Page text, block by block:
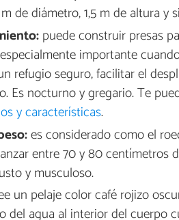
de diámetro, 1,5 m de altura y
puede construir presas
importante
refugio seguro, facilitar el
Es nocturno y gregario. Te
y características.
es considerado como el
entre 70 y 80 centímetros
y musculoso.
un pelaje color café rojizo
del agua al interior del cuerpo